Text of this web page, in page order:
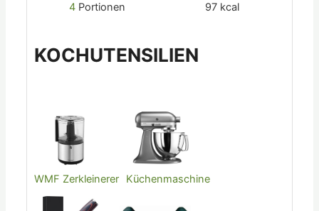
4 Portionen
97 kcal
KOCHUTENSILIEN
WMF Zerkleinerer Küchenmaschine